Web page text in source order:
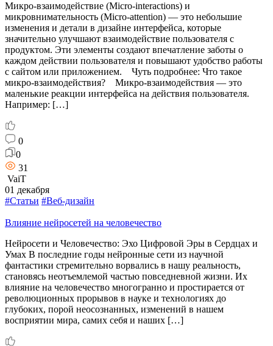
Микро-взаимодействие (Micro-interactions) и
микровнимательность (Micro-attention) — это небольшие
изменения и детали в дизайне интерфейса, которые
значительно улучшают взаимодействие пользователя с
продуктом. Эти элементы создают впечатление заботы о
каждом действии пользователя и повышают удобство работы
с сайтом или приложением. Чуть подробнее: Что такое
микро-взаимодействия? Микро-взаимодействия — это
маленькие реакции интерфейса на действия пользователя.
Например: […]
0
0
31
VaiT
01 декабря
#Статьи #Веб-дизайн
Влияние нейросетей на человечество
Нейросети и Человечество: Эхо Цифровой Эры в Сердцах и
Умах В последние годы нейронные сети из научной
фантастики стремительно ворвались в нашу реальность,
становясь неотъемлемой частью повседневной жизни. Их
влияние на человечество многогранно и простирается от
революционных прорывов в науке и технологиях до
глубоких, порой неосознанных, изменений в нашем
восприятии мира, самих себя и наших […]